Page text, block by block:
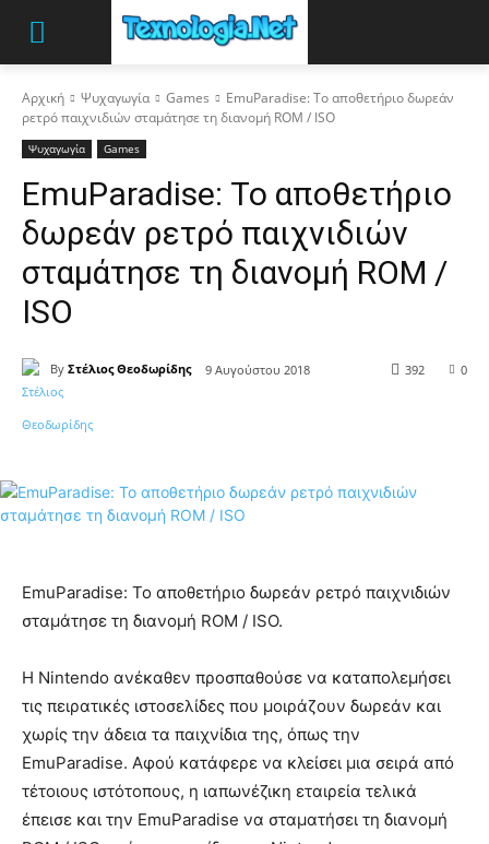
Αρχική Ψυχαγωγία Games
EmuParadise: Το αποθετήριο δωρεάν
ρετρό παιχνιδιών σταμάτησε τη διανομή ROM / ISO
Ψυχαγωγία Games
EmuParadise: Το αποθετήριο
δωρεάν ρετρό παιχνιδιών
σταμάτησε τη διανομή ROM /
ISO
By Στέλιος Θεοδωρίδης 9 Αυγούστου 2018 0
392
EmuParadise: Το αποθετήριο δωρεάν ρετρό παιχνιδιών
σταμάτησε τη διανομή ROM / ISO.
Η Nintendo ανέκαθεν προσπαθούσε να καταπολεμήσει
τις πειρατικές ιστοσελίδες που μοιράζουν δωρεάν και
χωρίς την άδεια τα παιχνίδια της, όπως την
EmuParadise. Αφού κατάφερε να κλείσει μια σειρά από
τέτοιους ιστότοπους, η ιαπωνέζικη εταιρεία τελικά
έπεισε και την EmuParadise να σταματήσει τη διανομή